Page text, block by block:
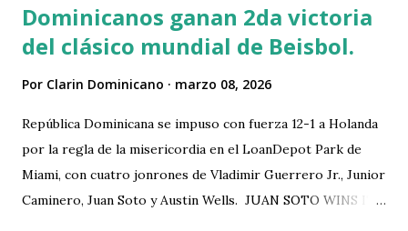
Dominicanos ganan 2da victoria
del clásico mundial de Beisbol.
Por Clarin Dominicano marzo 08, 2026
República Dominicana se impuso con fuerza 12-1 a Holanda
por la regla de la misericordia en el LoanDepot Park de
Miami, con cuatro jonrones de Vladimir Guerrero Jr., Junior
Caminero, Juan Soto y Austin Wells. JUAN SOTO WINS IT